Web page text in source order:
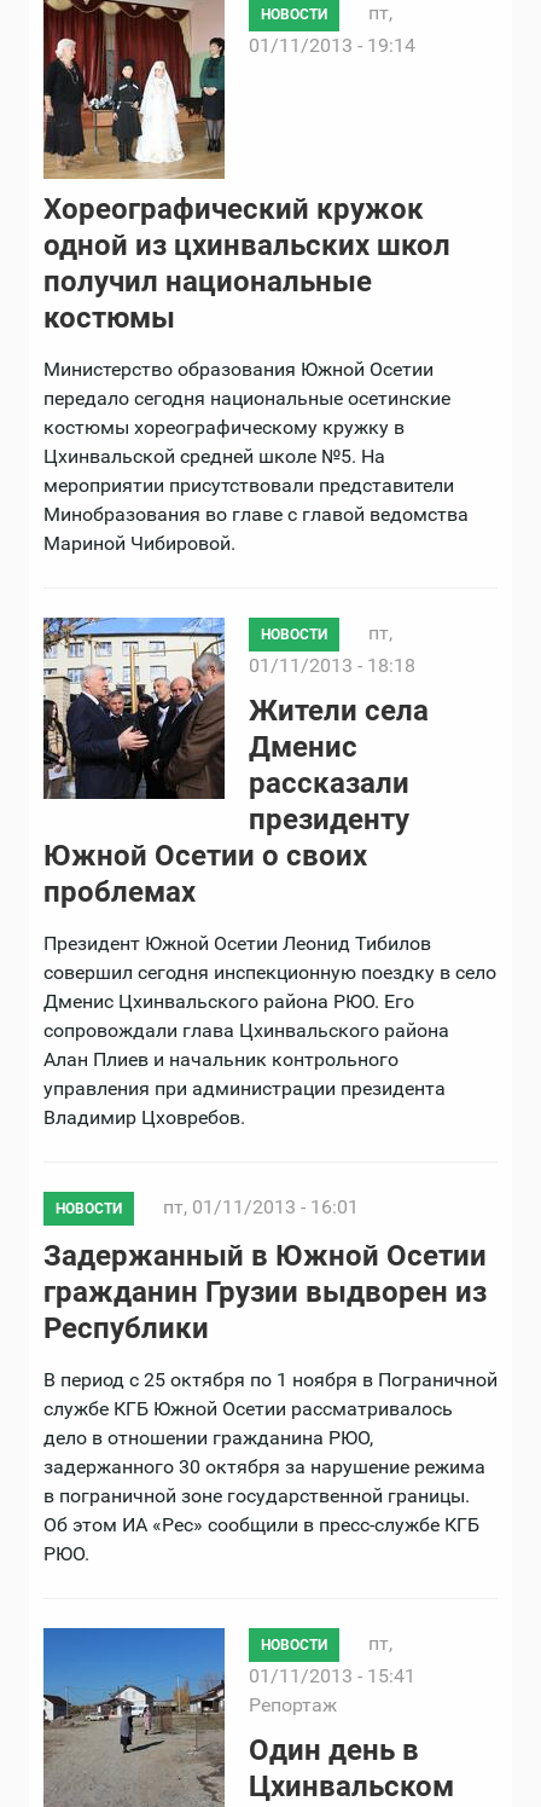
НОВОСТИ
пт,
01/11/2013 - 19:14
Хореографический кружок
одной из цхинвальских школ
получил национальные
костюмы
Министерство образования Южной Осетии
передало сегодня национальные осетинские
костюмы хореографическому кружку в
Цхинвальской средней школе №5. На
мероприятии присутствовали представители
Минобразования во главе с главой ведомства
Мариной Чибировой.
НОВОСТИ
пт,
01/11/2013 - 18:18
Жители села
Дменис
рассказали
президенту
Южной Осетии о своих
проблемах
Президент Южной Осетии Леонид Тибилов
совершил сегодня инспекционную поездку в село
Дменис Цхинвальского района РЮО. Его
сопровождали глава Цхинвальского района
Алан Плиев и начальник контрольного
управления при администрации президента
Владимир Цховребов.
НОВОСТИ пт, 01/11/2013 - 16:01
Задержанный в Южной Осетии
гражданин Грузии выдворен из
Республики
В период с 25 октября по 1 ноября в Пограничной
службе КГБ Южной Осетии рассматривалось
дело в отношении гражданина РЮО,
задержанного 30 октября за нарушение режима
в пограничной зоне государственной границы.
Об этом ИА «Рес» сообщили в пресс-службе КГБ
РЮО.
НОВОСТИ
пт,
01/11/2013 - 15:41
Репортаж
Один день в
Цхинвальском